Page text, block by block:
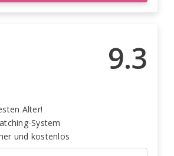
9.3
Alter!
System
und kostenlos